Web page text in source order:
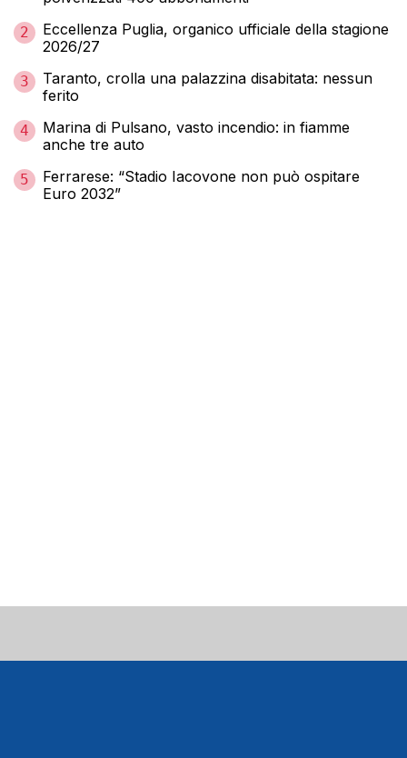
2
Eccellenza Puglia, organico ufficiale della stagione
2026/27
3
Taranto, crolla una palazzina disabitata: nessun
ferito
4
Marina di Pulsano, vasto incendio: in fiamme
anche tre auto
5
Ferrarese: “Stadio Iacovone non può ospitare
Euro 2032”